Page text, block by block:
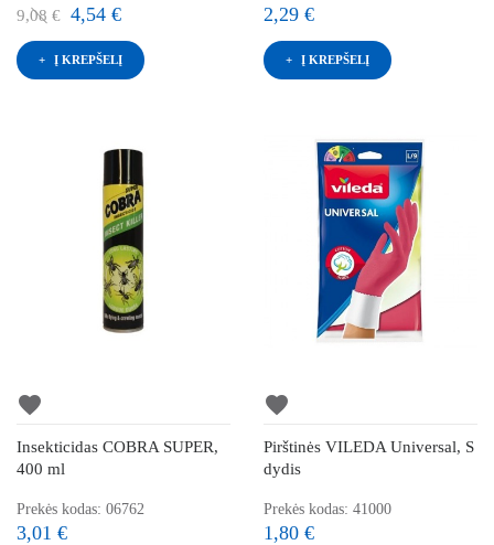
9,08 € 4,54 €
Į KREPŠELĮ
2,29 €
Į KREPŠELĮ
favorite
Insekticidas COBRA SUPER,
400 ml
Prekės kodas: 06762
3,01 €
favorite
Pirštinės VILEDA Universal, S
dydis
Prekės kodas: 41000
1,80 €